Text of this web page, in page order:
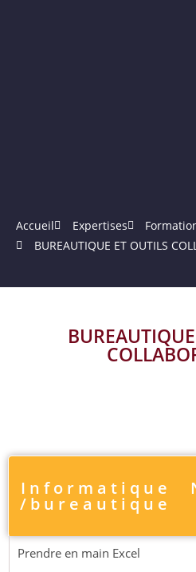
Accueil Expertises
BUREAUTIQUE ET OUTILS
I n f o r m a t i q u e
/ b u r e a u t i q u e
Prendre en main Excel